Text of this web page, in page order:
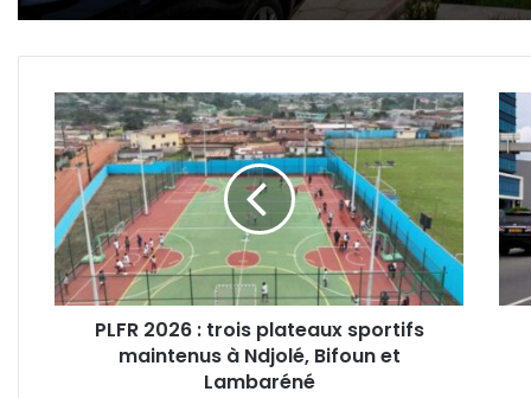
PLFR
2026
:
trois
plateaux
sportifs
maintenus
à
Ndjolé,
BifounPLFR 2026 : trois plateaux sportifs
maintenus à Ndjolé, Bifoun et
Lambaréné
du
17
août
:
du
de-